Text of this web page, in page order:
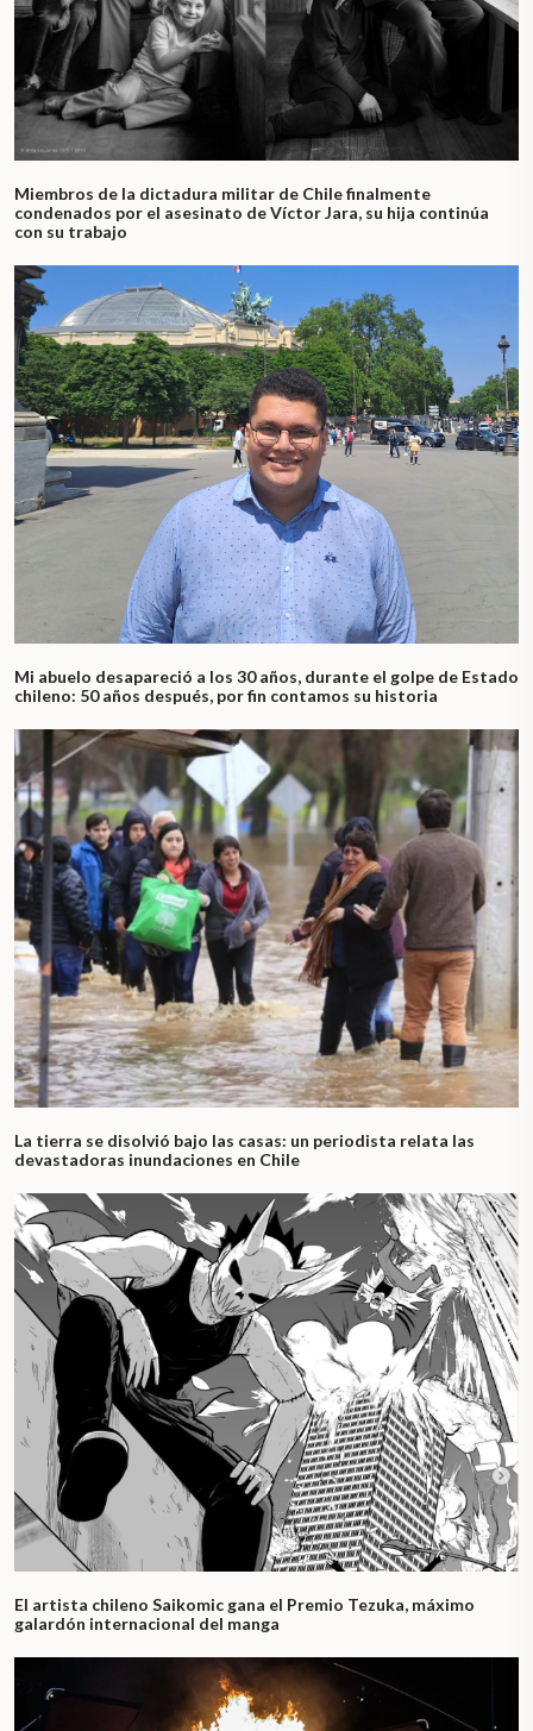
Miembros de la dictadura militar de Chile finalmente
condenados por el asesinato de Víctor Jara, su hija continúa
con su trabajo
Mi abuelo desapareció a los 30 años, durante el golpe de Estado
chileno: 50 años después, por fin contamos su historia
La tierra se disolvió bajo las casas: un periodista relata las
devastadoras inundaciones en Chile
El artista chileno Saikomic gana el Premio Tezuka, máximo
galardón internacional del manga